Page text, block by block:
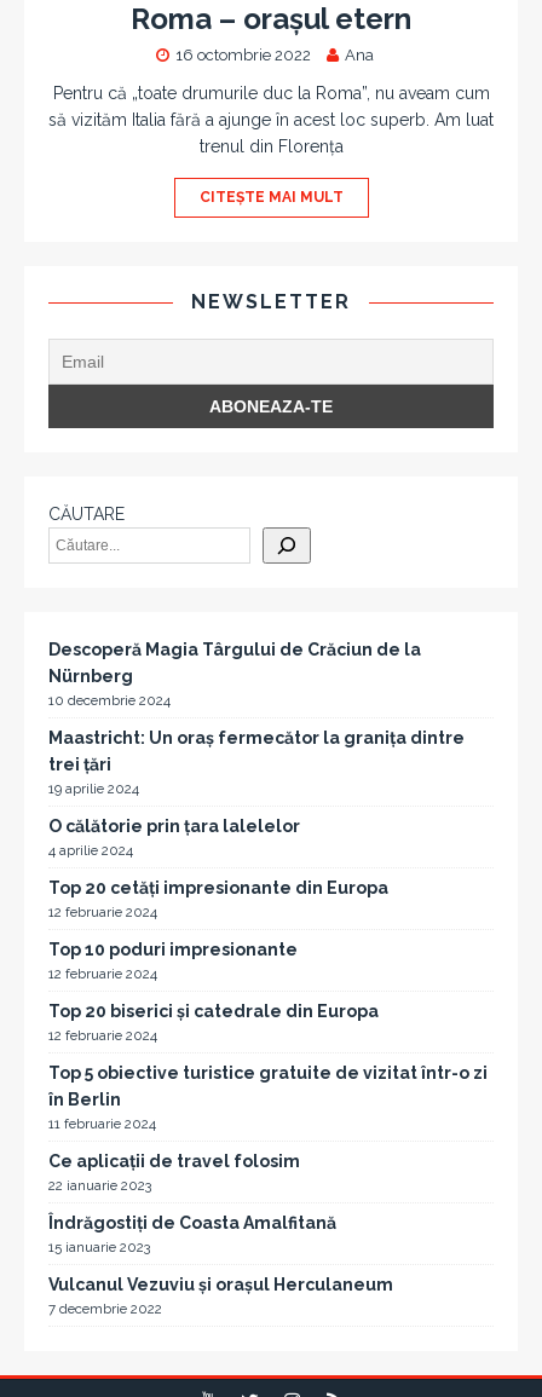
Roma – orașul etern
16 octombrie 2022 Ana
Pentru că „toate drumurile duc la Roma”, nu aveam cum
să vizităm Italia fără a ajunge în acest loc superb. Am luat
trenul din Florența
CITEȘTE MAI MULT
NEWSLETTER
CĂUTARE
Descoperă Magia Târgului de Crăciun de la
Nürnberg
10 decembrie 2024
Maastricht: Un oraș fermecător la granița dintre
trei țări
19 aprilie 2024
O călătorie prin țara lalelelor
4 aprilie 2024
Top 20 cetăți impresionante din Europa
12 februarie 2024
Top 10 poduri impresionante
12 februarie 2024
Top 20 biserici și catedrale din Europa
12 februarie 2024
Top 5 obiective turistice gratuite de vizitat într-o zi
în Berlin
11 februarie 2024
Ce aplicații de travel folosim
22 ianuarie 2023
Îndrăgostiți de Coasta Amalfitană
15 ianuarie 2023
Vulcanul Vezuviu și orașul Herculaneum
7 decembrie 2022